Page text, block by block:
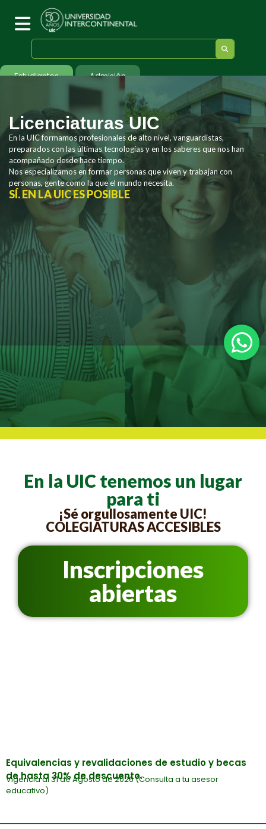
Estudiantes Admisión
Licenciaturas UIC
En la UIC formamos profesionales de alto nivel, vanguardistas,
preparados con las últimas tecnologías y en los saberes que nos han
acompañado desde hace tiempo.
Nos especializamos en formar personas que viven y trabajan con
personas, gente como la que el mundo necesita.
SÍ. EN LA UIC ES POSIBLE
En la UIC tenemos un lugar
para ti
¡Sé orgullosamente UIC!
COLEGIATURAS ACCESIBLES
Inscripciones
abiertas
Equivalencias y revalidaciones de estudio y becas
de hasta 30% de descuento.
Vigencia al 31 de Agosto de 2026 (Consulta a tu asesor
educativo)